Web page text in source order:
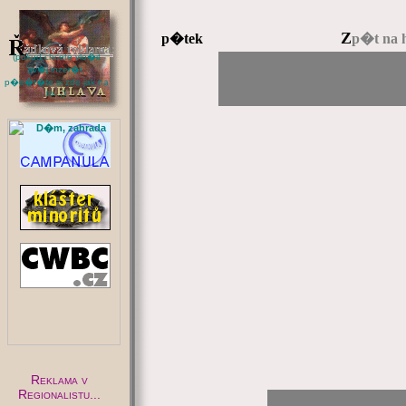
p�tek Zp�t na
(pokud chcete vlo�it
sv�j inzer�t,
p�e�t�te si zde jak na
to...):
Reklama v
Regionalistu...